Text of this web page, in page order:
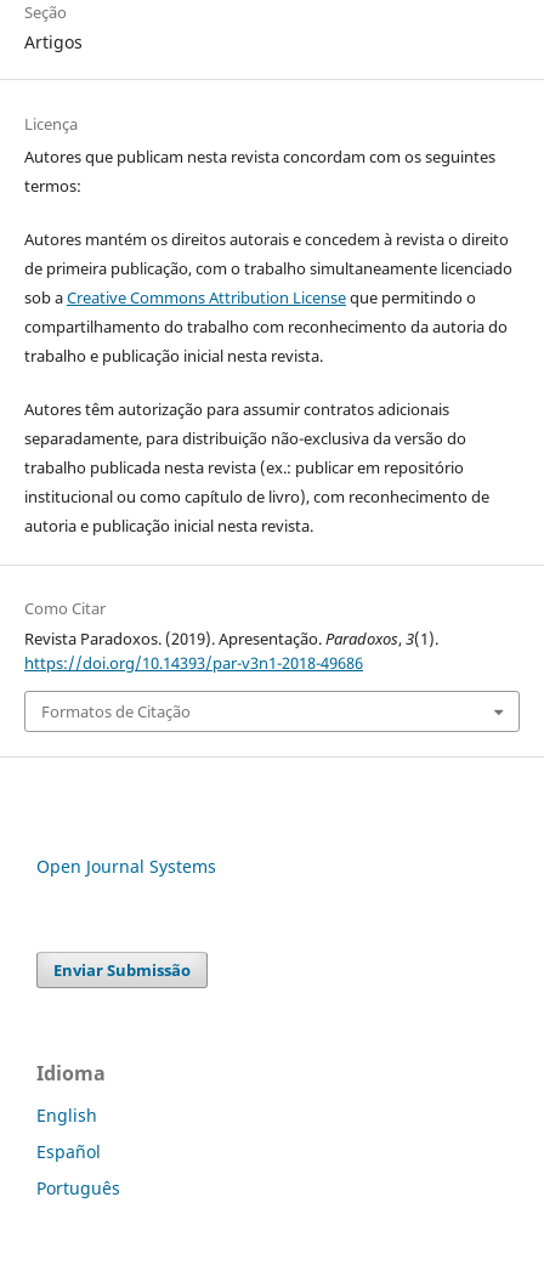
Seção
Artigos
Licença
Autores que publicam nesta revista concordam com os seguintes
termos:
Autores mantém os direitos autorais e concedem à revista o direito
de primeira publicação, com o trabalho simultaneamente licenciado
sob aCreative Commons Attribution Licenseque permitindo o
compartilhamento do trabalho com reconhecimento da autoria do
trabalho e publicação inicial nesta revista.
Autores têm autorização para assumir contratos adicionais
separadamente, para distribuição não-exclusiva da versão do
trabalho publicada nesta revista (ex.: publicar em repositório
institucional ou como capítulo de livro), com reconhecimento de
autoria e publicação inicial nesta revista.
Como Citar
Revista Paradoxos. (2019). Apresentação.Paradoxos,3(1).
https://doi.org/10.14393/par-v3n1-2018-49686
Formatos de Citação
Open Journal Systems
Enviar Submissão
Idioma
English
Español
Português